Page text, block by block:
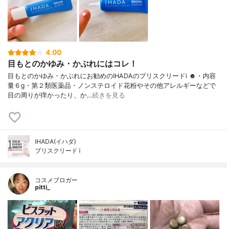
4.00
目もとのかゆみ・かぶれにはコレ！
目もとのかゆみ・かぶれにお勧めのIHADAのプリスクリードi ☻︎・内容
量６g・第２類医薬品・ノンステロイド花粉やその他アレルギーなどで
目の周りが痒かったり、か…続きを見る
IHADA(イハダ)
プリスクリード i
コスメブロガー
pitti_